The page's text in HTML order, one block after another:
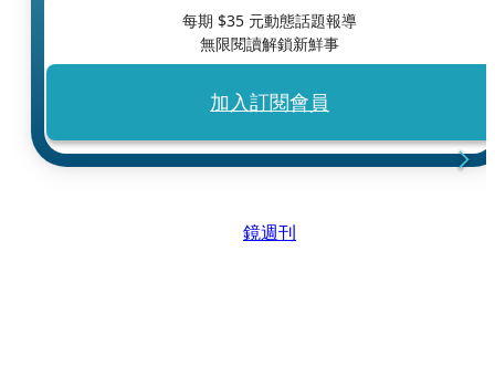
每期 $35 元動態話題報導
無限閱讀解鎖新鮮事
加入訂閱會員
鏡週刊